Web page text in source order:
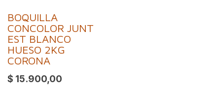
BOQUILLA
CONCOLOR JUNT
EST BLANCO
HUESO 2KG
CORONA
$ 15.900,00